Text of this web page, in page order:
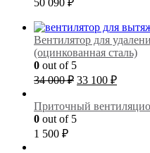
50 090 ₽
Вентилятор для
(оцинкованная сталь)
0 out of 5
34 000₽ Первоначальная
составляла
34
33 100 ₽
33
Приточный
0 out of 5
1 500 ₽